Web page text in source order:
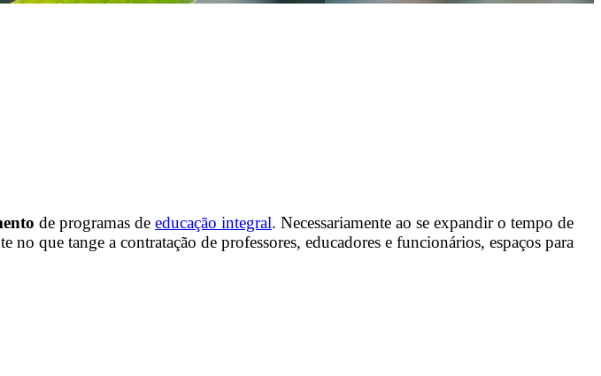
de programas de educação integral. Necessariamente ao se expandir o tempo de
no que tange a contratação de professores, educadores e funcionários, espaços para